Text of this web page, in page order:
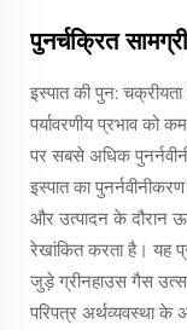
पुनर्चक्रित
इस्पात की पुन: चक्रीयता
पर्यावरणीय प्रभाव को
पर सबसे अधिक
इस्पात का
और उत्पादन के दौरान
रेखांकित करता है। यह
जुड़े ग्रीनहाउस गैस
परिपत्र अर्थव्यवस्था